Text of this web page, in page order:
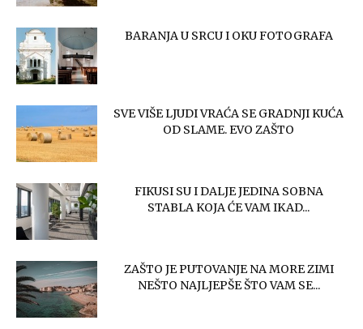
BARANJA U SRCU I OKU FOTOGRAFA
SVE VIŠE LJUDI VRAĆA SE GRADNJI KUĆA
OD SLAME. EVO ZAŠTO
FIKUSI SU I DALJE JEDINA SOBNA
STABLA KOJA ĆE VAM IKAD...
ZAŠTO JE PUTOVANJE NA MORE ZIMI
NEŠTO NAJLJEPŠE ŠTO VAM SE...